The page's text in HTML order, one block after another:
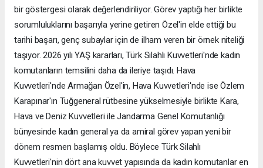
bir göstergesi olarak değerlendiriliyor. Görev yaptığı her birlikte
sorumluluklarını başarıyla yerine getiren Özel'in elde ettiği bu
tarihi başarı, genç subaylar için de ilham veren bir örnek niteliği
taşıyor. 2026 yılı YAŞ kararları, Türk Silahlı Kuvvetleri'nde kadın
komutanların temsilini daha da ileriye taşıdı. Hava
Kuvvetleri'nde Armağan Özel'in, Hava Kuvvetleri'nde ise Özlem
Karapınar'ın Tuğgeneral rütbesine yükselmesiyle birlikte Kara,
Hava ve Deniz Kuvvetleri ile Jandarma Genel Komutanlığı
bünyesinde kadın general ya da amiral görev yapan yeni bir
dönem resmen başlamış oldu. Böylece Türk Silahlı
Kuvvetleri'nin dört ana kuvvet yapısında da kadın komutanlar en